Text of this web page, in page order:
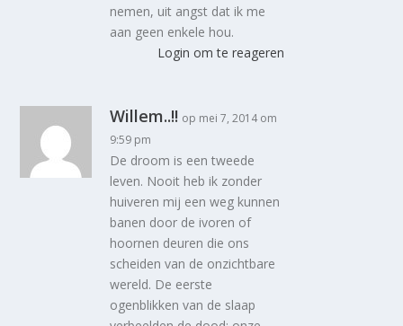
nemen, uit angst dat ik me
aan geen enkele hou.
Login om te reageren
Willem..!! op mei 7, 2014 om
9:59 pm
De droom is een tweede
leven. Nooit heb ik zonder
huiveren mij een weg kunnen
banen door de ivoren of
hoornen deuren die ons
scheiden van de onzichtbare
wereld. De eerste
ogenblikken van de slaap